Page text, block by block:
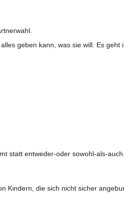
geben kann, was sie will. Es geht
statt entweder-oder sowohl-als-auch.
Kindern, die sich nicht sicher